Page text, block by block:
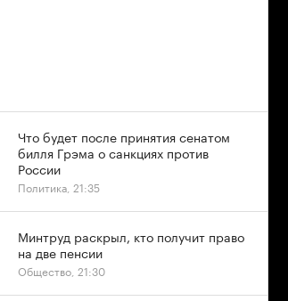
Что будет после принятия сенатом
билля Грэма о санкциях против
России
Политика, 21:35
Минтруд раскрыл, кто получит право
на две пенсии
Общество, 21:30